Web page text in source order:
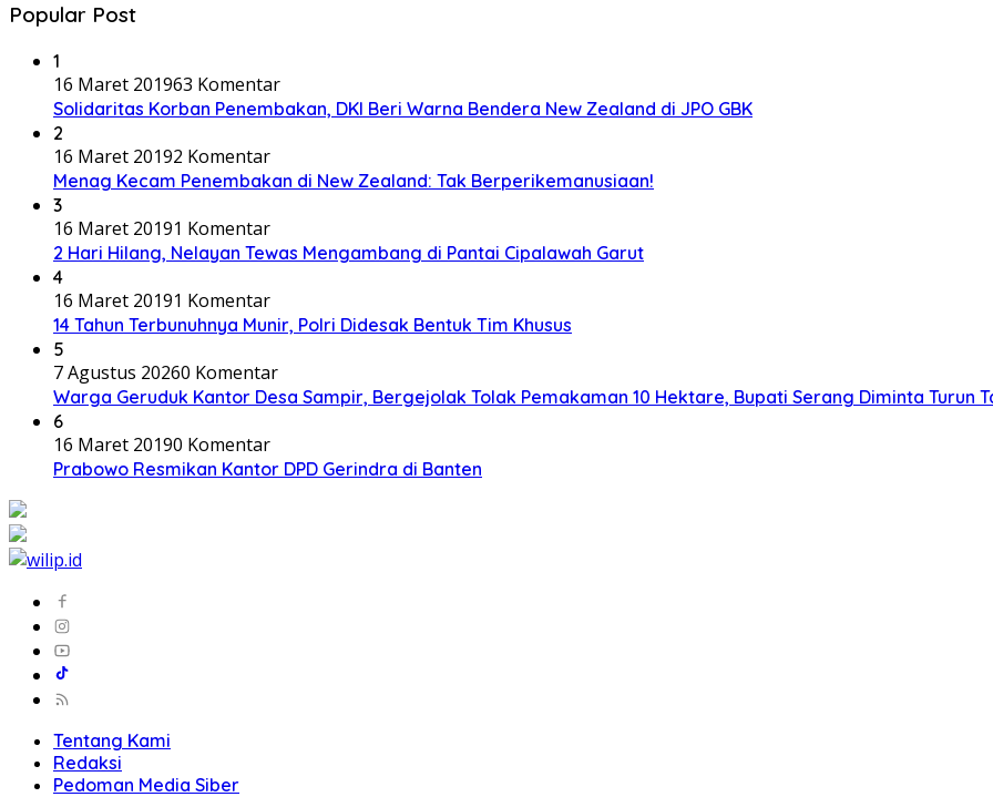
Popular Post
1
16 Maret 201963 Komentar
Solidaritas Korban Penembakan, DKI Beri Warna Bendera New Zealand di JPO GBK
2
16 Maret 20192 Komentar
Menag Kecam Penembakan di New Zealand: Tak Berperikemanusiaan!
3
16 Maret 20191 Komentar
2 Hari Hilang, Nelayan Tewas Mengambang di Pantai Cipalawah Garut
4
16 Maret 20191 Komentar
14 Tahun Terbunuhnya Munir, Polri Didesak Bentuk Tim Khusus
5
7 Agustus 20260 Komentar
Warga Geruduk Kantor Desa Sampir, Bergejolak Tolak Pemakaman 10 Hektare, Bupati Serang Diminta Turun
6
16 Maret 20190 Komentar
Prabowo Resmikan Kantor DPD Gerindra di Banten
Tentang Kami
Redaksi
Pedoman Media Siber